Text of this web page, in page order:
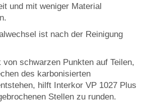
und mit weniger Material
ist nach der Reinigung
schwarzen Punkten auf Teilen,
des karbonisierten
hilft Interkor VP 1027 Plus
Stellen zu runden.